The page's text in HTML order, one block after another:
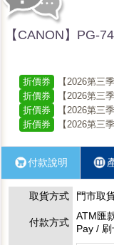
【CANON】PG-
折價券
【2026第三
折價券
【2026第三
折價券
【2026第三
折價券
【2026第三
付款說明
取貨方式 門市取
付款方式
ATM匯
Pay /